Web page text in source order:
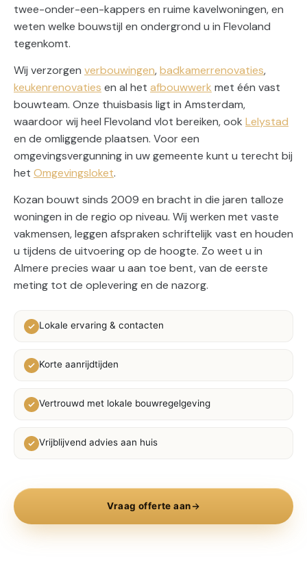
twee-onder-een-kappers en ruime kavelwoningen, en
weten welke bouwstijl en ondergrond u in Flevoland
tegenkomt.
Wij verzorgen verbouwingen,badkamerrenovaties,
keukenrenovaties en al het afbouwwerk met één vast
bouwteam. Onze thuisbasis ligt in Amsterdam,
waardoor wij heel Flevoland vlot bereiken, ook Lelystad
en de omliggende plaatsen. Voor een
omgevingsvergunning in uw gemeente kunt u terecht bij
het Omgevingsloket.
Kozan bouwt sinds 2009 en bracht in die jaren talloze
woningen in de regio op niveau. Wij werken met vaste
vakmensen, leggen afspraken schriftelijk vast en houden
u tijdens de uitvoering op de hoogte. Zo weet u in
Almere precies waar u aan toe bent, van de eerste
meting tot de oplevering en de nazorg.
Lokale ervaring & contacten
Korte aanrijdtijden
Vertrouwd met lokale bouwregelgeving
Vrijblijvend advies aan huis
Vraag offerte aan